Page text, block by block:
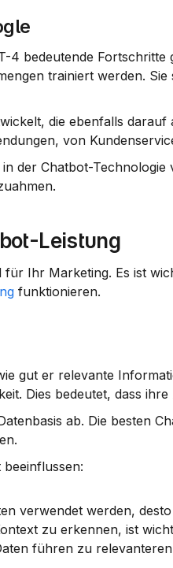
4 bedeutende Fortschritte
trainiert werden.
die ebenfalls
von
der Chatbot-
Leistung
für Ihr Marketing. Es ist
funktionieren.
gut er relevante
Dies bedeutet, dass
ab. Die besten
beeinflussen:
verwendet werden, desto
zu erkennen, ist
führen zu